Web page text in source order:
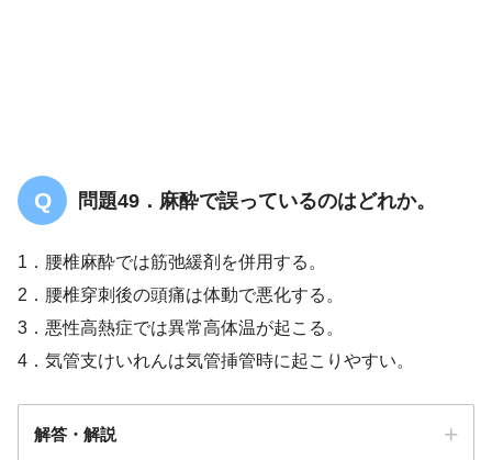
問題49．麻酔で誤っているのはどれか。
1．腰椎麻酔では筋弛緩剤を併用する。
2．腰椎穿刺後の頭痛は体動で悪化する。
3．悪性高熱症では異常高体温が起こる。
4．気管支けいれんは気管挿管時に起こりやすい。
解答・解説